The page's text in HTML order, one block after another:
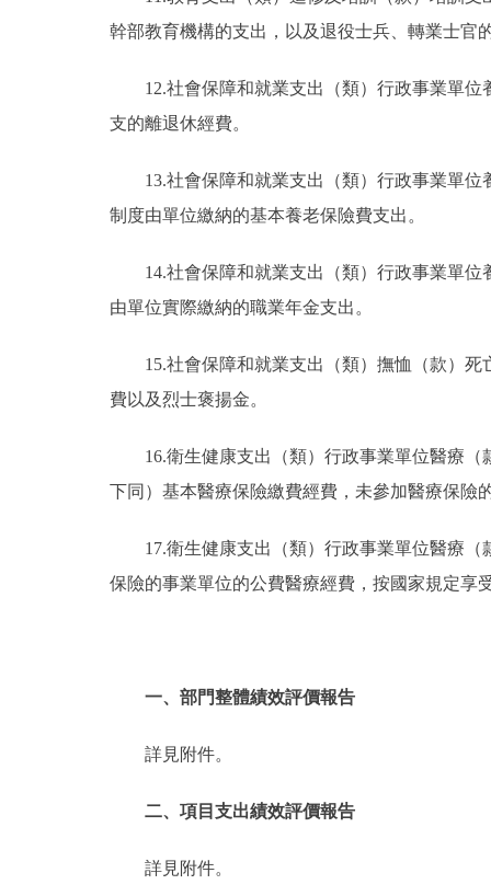
幹部教育機構的支出，以及退役士兵、轉業士官
12.社會保障和就業支出（類）行政事業單
支的離退休經費。
13.社會保障和就業支出（類）行政事業單
制度由單位繳納的基本養老保險費支出。
14.社會保障和就業支出（類）行政事業單
由單位實際繳納的職業年金支出。
15.社會保障和就業支出（類）撫恤（款）
費以及烈士褒揚金。
16.衛生健康支出（類）行政事業單位醫療
下同）基本醫療保險繳費經費，未參加醫療保險
17.衛生健康支出（類）行政事業單位醫療
保險的事業單位的公費醫療經費，按國家規定享
一、部門整體績效評價報告
詳見附件。
二、項目支出績效評價報告
詳見附件。